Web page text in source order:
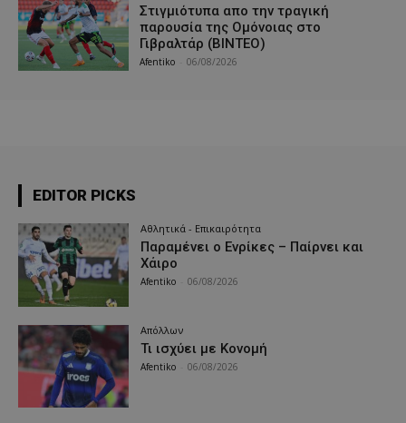
Στιγμιότυπα απο την τραγική
παρουσία της Ομόνοιας στο
Γιβραλτάρ (ΒΙΝΤΕΟ)
Afentiko 06/08/2026
EDITOR PICKS
Αθλητικά - Επικαιρότητα
Παραμένει ο Ενρίκες – Παίρνει και
Χάιρο
Afentiko 06/08/2026
Απόλλων
Τι ισχύει με Κονομή
Afentiko 06/08/2026